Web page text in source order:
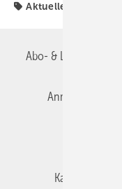
Aktuelles für den
Abo- & Leserservice
Anmelden
Karriere bei